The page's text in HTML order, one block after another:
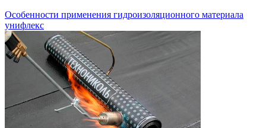
Особенности применения гидроизоляционного материала
унифлекс